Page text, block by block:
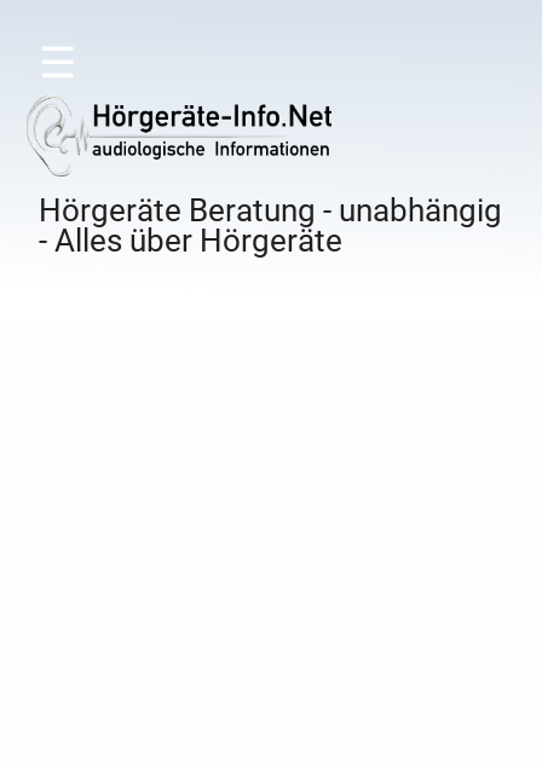
☰
Hörgeräte Beratung - unabhängig
- Alles über Hörgeräte